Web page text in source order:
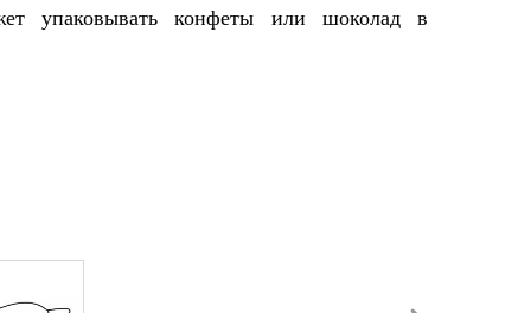
упаковывать конфеты или шоколад в